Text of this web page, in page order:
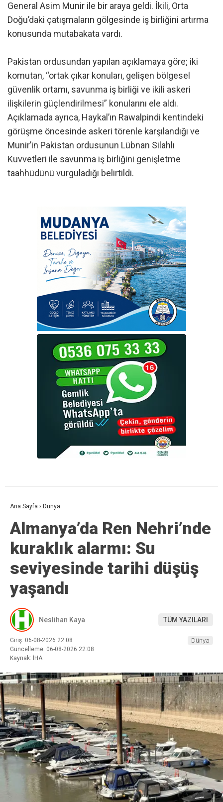
General Asim Munir ile bir araya geldi. İkili, Orta
Doğu’daki çatışmaların gölgesinde iş birliğini artırma
konusunda mutabakata vardı.
Pakistan ordusundan yapılan açıklamaya göre; iki
komutan, “ortak çıkar konuları, gelişen bölgesel
güvenlik ortamı, savunma iş birliği ve ikili askeri
ilişkilerin güçlendirilmesi” konularını ele aldı.
Açıklamada ayrıca, Haykal’ın Rawalpindi kentindeki
görüşme öncesinde askeri törenle karşılandığı ve
Munir’in Pakistan ordusunun Lübnan Silahlı
Kuvvetleri ile savunma iş birliğini genişletme
taahhüdünü vurguladığı belirtildi.
Ana Sayfa › Dünya
Almanya’da Ren Nehri’nde
kuraklık alarmı: Su
seviyesinde tarihi düşüş
yaşandı
Neslihan Kaya TÜM YAZILARI
Giriş: 06-08-2026 22:08
Güncelleme: 06-08-2026 22:08
Kaynak: İHA
Dünya